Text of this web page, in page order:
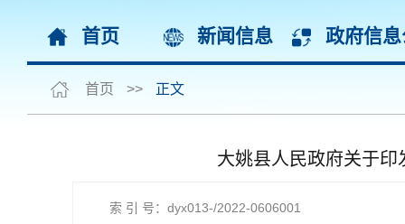
首页 新闻信息 政府信
首页 >> 正文
大姚县人民政府关于
索 引 号：dyx013-/2022-0606001